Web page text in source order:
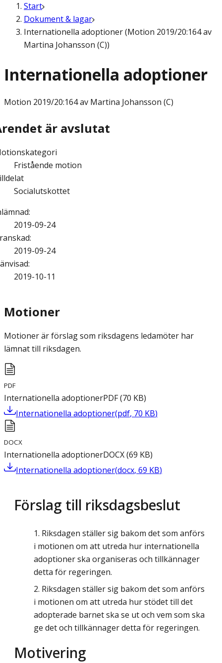
Start
Dokument & lagar
Internationella adoptioner (Motion 2019/20:164 av
Martina Johansson (C))
Internationella adoptioner
Motion 2019/20:164 av Martina Johansson (C)
är avslutat
Fristående motion
Socialutskottet
:
2019-09-24
:
2019-09-24
:
2019-10-11
Motioner
Motioner är förslag som riksdagens ledamöter har
lämnat till riksdagen.
PDF
Internationella adoptionerPDF(70 KB)
Internationella adoptioner(pdf, 70 KB)
DOCX
Internationella adoptionerDOCX(69 KB)
Internationella adoptioner(docx, 69 KB)
Förslag till riksdagsbeslut
Riksdagen ställer sig bakom det som anförs
i motionen om att utreda hur internationella
adoptioner ska organiseras och tillkännager
detta för regeringen.
Riksdagen ställer sig bakom det som anförs
i motionen om att utreda hur stödet till det
adopterade barnet ska se ut och vem som ska
ge det och tillkännager detta för regeringen.
Motivering